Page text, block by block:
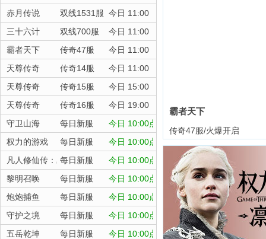
赤月传说
双线1531服 今日 11:00
三十六计
双线700服
今日 11:00
霸者天下
传奇47服
今日 11:00
天尊传奇
传奇14服
今日 11:00
天尊传奇
传奇15服
今日 15:00
天尊传奇
传奇16服
今日 19:00
守卫山海
每日新服
今日 10:00点
权力的游戏
每日新服
今日 10:00点
凡人修仙传：星海飞驰
每日新服
今日 10:00点
黎明召唤
每日新服
今日 10:00点
炮炮捕鱼
每日新服
今日 10:00点
守护之境
每日新服
今日 10:00点
五岳乾坤
每日新服
今日 10:00点
霸者天下
传奇47服/火爆开启